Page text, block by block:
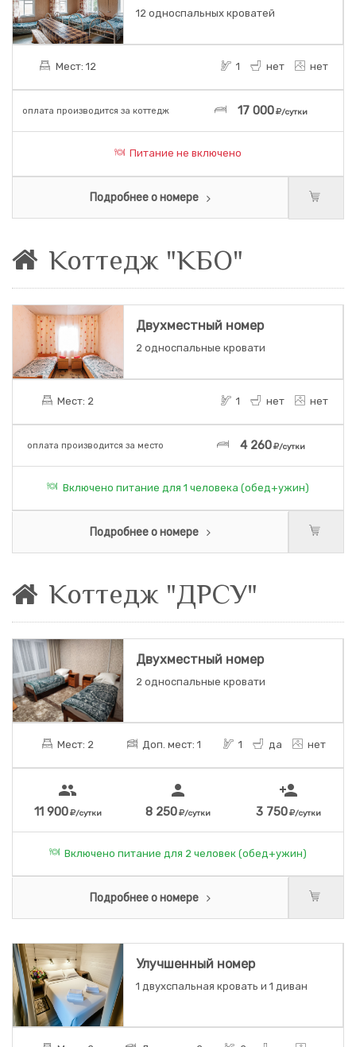
12 односпальных кроватей
Мест: 12 1 нет нет
оплата производится за коттедж 17 000 /сутки
Питание не включено
Подробнее о номере
Коттедж "КБО"
Двухместный номер
2 односпальные кровати
Мест: 2 1 нет нет
оплата производится за место 4 260 /сутки
Включено питание для 1 человека (обед+ужин)
Подробнее о номере
Коттедж "ДРСУ"
Двухместный номер
2 односпальные кровати
Мест: 2 Доп. мест: 1 1 да нет
people
11 900 /сутки
person
8 250 /сутки
person_add
3 750 /сутки
Включено питание для 2 человек (обед+ужин)
Подробнее о номере
Улучшенный номер
1 двухспальная кровать и 1 диван